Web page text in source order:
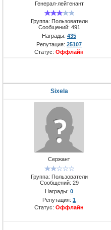
Генерал-лейтенант
Группа: Пользователи
Сообщений: 491
Награды: 435
Репутация: 25107
Статус: Оффлайн
Sixela
Сержант
Группа: Пользователи
Сообщений: 29
Награды: 0
Репутация: 1
Статус: Оффлайн